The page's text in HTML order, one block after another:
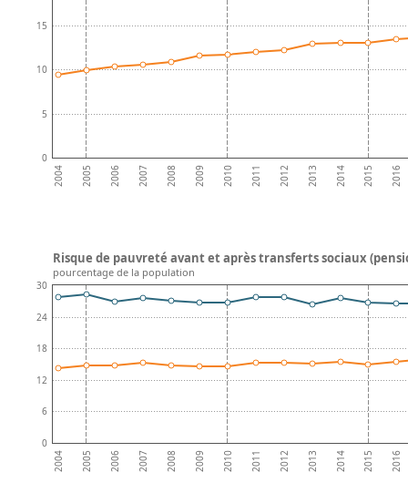
2004 2005 2006 2007 2008 2009 2010 2011 2012 2013 2014 2015 2016
0
5
10
15
2004 2005 2006 2007 2008 2009 2010 2011 2012 2013 2014 2015 2016
0
6
12
18
24
30
Risque de pauvreté avant et après transferts sociaux
pourcentage de la population